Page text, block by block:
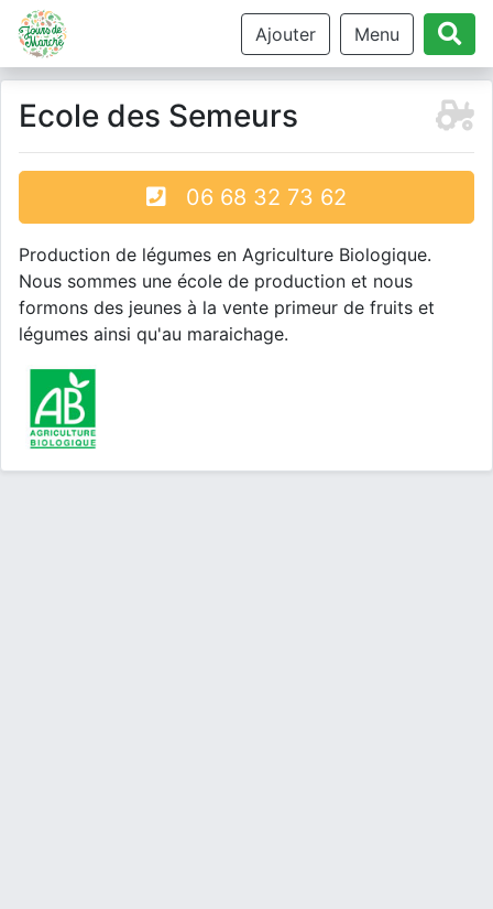
Ajouter Menu
Ecole des Semeurs
06 68 32 73 62
Production de légumes en Agriculture Biologique.
Nous sommes une école de production et nous
formons des jeunes à la vente primeur de fruits et
légumes ainsi qu'au maraichage.